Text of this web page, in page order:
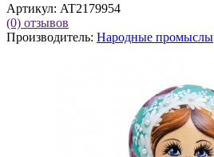
Артикул: AT2179954
(0) отзывов
Производитель: Народные промыслы